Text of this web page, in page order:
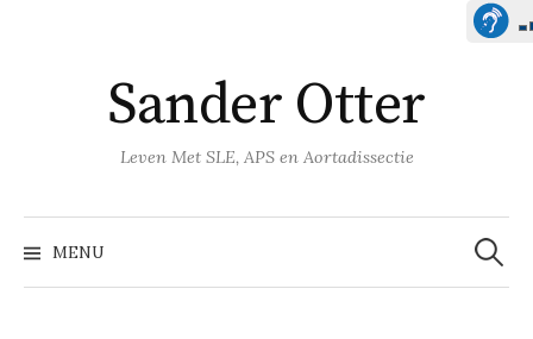
Sander Otter
Leven Met SLE, APS en Aortadissectie
MENU
Zoeken
naar: